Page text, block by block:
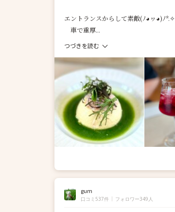
エントランスからして素敵(ﾉ◕ヮ◕)ﾉ*.✧
車で重厚...
つづきを読む
gum
口コミ537件 フォロワー349人